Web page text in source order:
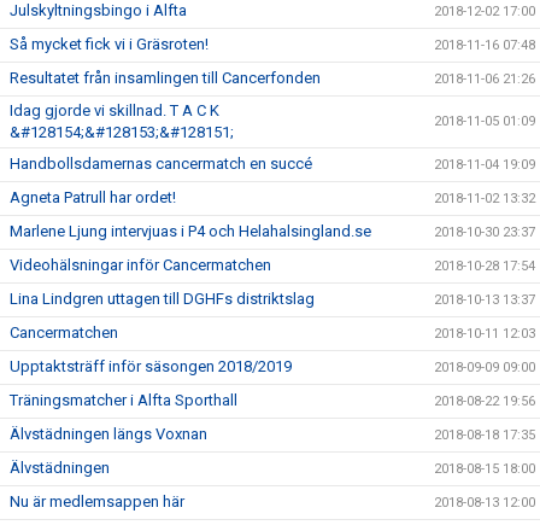
Julskyltningsbingo i Alfta 2018-12-02 17:00
Så mycket fick vi i Gräsroten! 2018-11-16 07:48
Resultatet från insamlingen till Cancerfonden 2018-11-06 21:26
Idag gjorde vi skillnad. T A C K
&#128154;&#128153;&#128151;
2018-11-05 01:09
Handbollsdamernas cancermatch en succé 2018-11-04 19:09
Agneta Patrull har ordet! 2018-11-02 13:32
Marlene Ljung intervjuas i P4 och Helahalsingland.se 2018-10-30 23:37
Videohälsningar inför Cancermatchen 2018-10-28 17:54
Lina Lindgren uttagen till DGHFs distriktslag 2018-10-13 13:37
Cancermatchen 2018-10-11 12:03
Upptaktsträff inför säsongen 2018/2019 2018-09-09 09:00
Träningsmatcher i Alfta Sporthall 2018-08-22 19:56
Älvstädningen längs Voxnan 2018-08-18 17:35
Älvstädningen 2018-08-15 18:00
Nu är medlemsappen här 2018-08-13 12:00